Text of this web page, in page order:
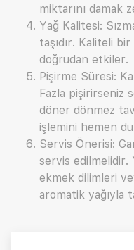
miktarını damak
Yağ Kalitesi:
taşıdır. Kaliteli
doğrudan etkiler.
Pişirme Süresi:
Fazla pişirirseniz
döner dönmez
işlemini hemen
Servis Önerisi:
servis edilmelidir.
ekmek dilimleri
aromatik yağıyla